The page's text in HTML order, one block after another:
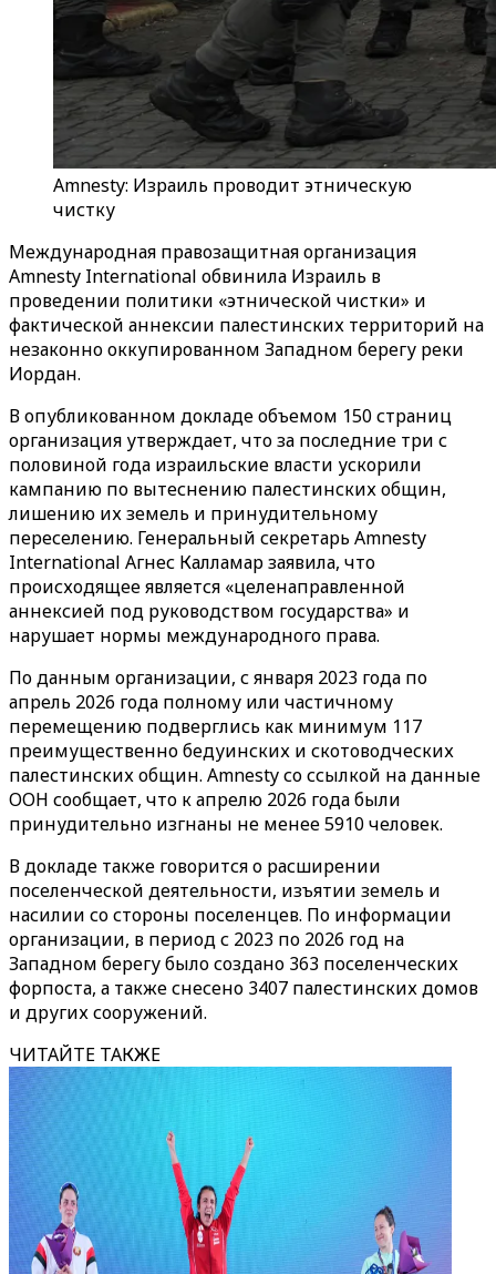
Amnesty: Израиль проводит этническую
чистку
Международная правозащитная организация
Amnesty International обвинила Израиль в
проведении политики «этнической чистки» и
фактической аннексии палестинских территорий на
незаконно оккупированном Западном берегу реки
Иордан.
В опубликованном докладе объемом 150 страниц
организация утверждает, что за последние три с
половиной года израильские власти ускорили
кампанию по вытеснению палестинских общин,
лишению их земель и принудительному
переселению. Генеральный секретарь Amnesty
International Агнес Калламар заявила, что
происходящее является «целенаправленной
аннексией под руководством государства» и
нарушает нормы международного права.
По данным организации, с января 2023 года по
апрель 2026 года полному или частичному
перемещению подверглись как минимум 117
преимущественно бедуинских и скотоводческих
палестинских общин. Amnesty со ссылкой на данные
ООН сообщает, что к апрелю 2026 года были
принудительно изгнаны не менее 5910 человек.
В докладе также говорится о расширении
поселенческой деятельности, изъятии земель и
насилии со стороны поселенцев. По информации
организации, в период с 2023 по 2026 год на
Западном берегу было создано 363 поселенческих
форпоста, а также снесено 3407 палестинских домов
и других сооружений.
ЧИТАЙТЕ ТАКЖЕ